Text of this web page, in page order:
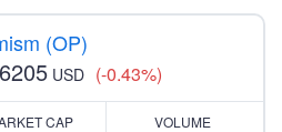
(OP)
USD (-0.43%)
CAP VOLUME